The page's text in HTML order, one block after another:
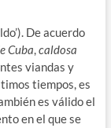
De acuerdo
Cuba,caldosa
viandas y
tiempos, es
es válido el
en el que se